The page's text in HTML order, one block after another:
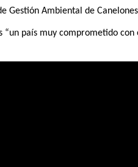
Gestión Ambiental de
“un país muy comprometido